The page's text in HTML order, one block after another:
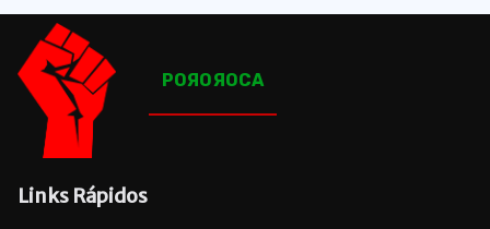
POЯOЯOCA
Links Rápidos